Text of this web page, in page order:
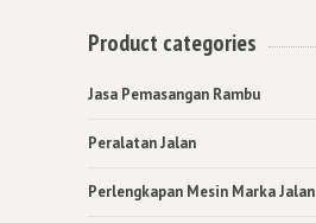
Product categories
Jasa Pemasangan Rambu
Peralatan Jalan
Perlengkapan Mesin Marka Jalan